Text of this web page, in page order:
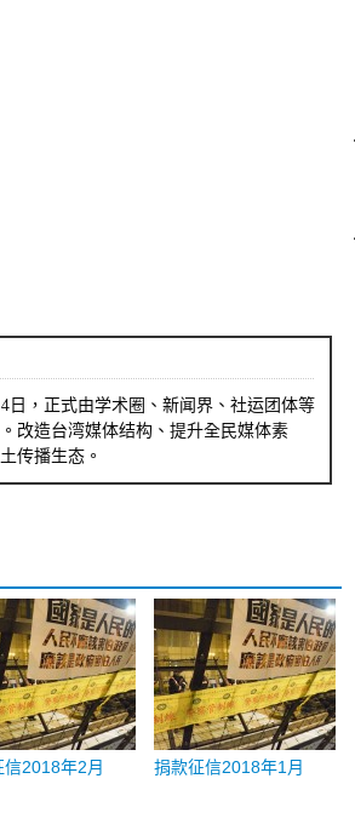
日，正式由学术圈、新闻界、社运团体等
改造台湾媒体结构、提升全民媒体素
传播生态。
信2018年2月 捐款征信2018年1月